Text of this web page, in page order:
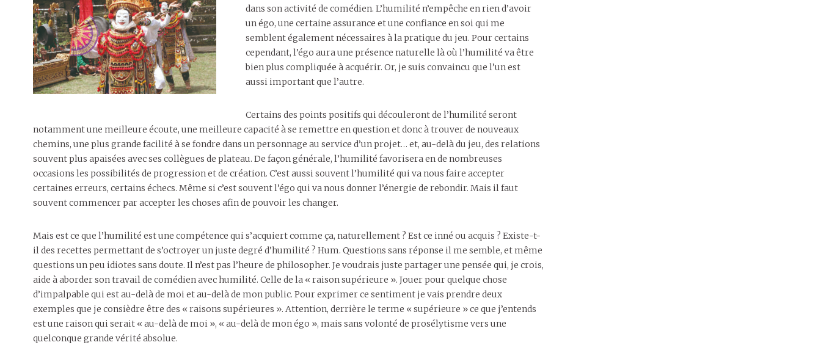
dans son activité de comédien. L’humilité n’empêche en rien d’avoir
un égo, une certaine assurance et une confiance en soi qui me
semblent également nécessaires à la pratique du jeu. Pour certains
cependant, l’égo aura une présence naturelle là où l’humilité va être
bien plus compliquée à acquérir. Or, je suis convaincu que l’un est
aussi important que l’autre.
Certains des points positifs qui découleront de l’humilité seront
notamment une meilleure écoute, une meilleure capacité à se remettre en question et donc à trouver de nouveaux
chemins, une plus grande facilité à se fondre dans un personnage au service d’un projet… et, au-delà du jeu, des relations
souvent plus apaisées avec ses collègues de plateau. De façon générale, l’humilité favorisera en de nombreuses
occasions les possibilités de progression et de création. C’est aussi souvent l’humilité qui va nous faire accepter
certaines erreurs, certains échecs. Même si c’est souvent l’égo qui va nous donner l’énergie de rebondir. Mais il faut
souvent commencer par accepter les choses afin de pouvoir les changer.
Mais est ce que l’humilité est une compétence qui s’acquiert comme ça, naturellement ? Est ce inné ou acquis ? Existe-t-
il des recettes permettant de s’octroyer un juste degré d’humilité ? Hum. Questions sans réponse il me semble, et même
questions un peu idiotes sans doute. Il n’est pas l’heure de philosopher. Je voudrais juste partager une pensée qui, je crois,
aide à aborder son travail de comédien avec humilité. Celle de la « raison supérieure ». Jouer pour quelque chose
d’impalpable qui est au-delà de moi et au-delà de mon public. Pour exprimer ce sentiment je vais prendre deux
exemples que je consièdre être des « raisons supérieures ». Attention, derrière le terme « supérieure » ce que j’entends
est une raison qui serait « au-delà de moi », « au-delà de mon égo », mais sans volonté de prosélytisme vers une
quelconque grande vérité absolue.